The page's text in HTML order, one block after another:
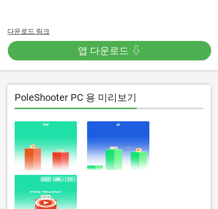
다운로드 링크
앱 다운로드 ⇩
PoleShooter PC 용 미리보기